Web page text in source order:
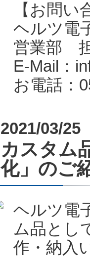
【お問い
ヘルツ電
営業部
E-Mail：
お電話：
2021/03/25
カスタム
化」のご
ヘルツ電
ム品とし
作・納入